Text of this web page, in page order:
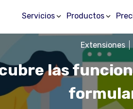
Servicios Productos
las
Extensiones